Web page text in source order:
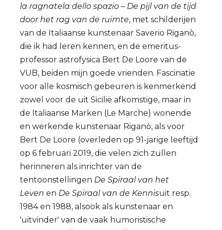
la ragnatela dello spazio – De pijl van de tijd
door het rag van de ruimte, met schilderijen
van de Italiaanse kunstenaar Saverio Riganò,
die ik had leren kennen, en de emeritus-
professor astrofysica Bert De Loore van de
VUB, beiden mijn goede vrienden. Fascinatie
voor alle kosmisch gebeuren is kenmerkend
zowel voor de uit Sicilië afkomstige, maar in
de Italiaanse Marken (Le Marche) wonende
en werkende kunstenaar Riganò, als voor
Bert De Loore (overleden op 91-jarige leeftijd
op 6 februari 2019, die velen zich zullen
herinneren als inrichter van de
tentoonstellingen De Spiraal van het
Leven en De Spiraal van de Kennisuit resp.
1984 en 1988, alsook als kunstenaar en
'uitvinder' van de vaak humoristische